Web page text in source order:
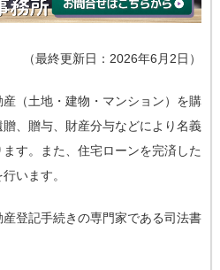
（最終更新日：2026年6月2日）
（土地・建物・マンション）を購
、贈与、財産分与などにより名義
す。また、住宅ローンを完済した
います。
登記手続きの専門家である司法書